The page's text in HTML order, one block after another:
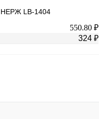
НЕРЖ LB-1404
550.80 ₽
324 ₽
К сравнению